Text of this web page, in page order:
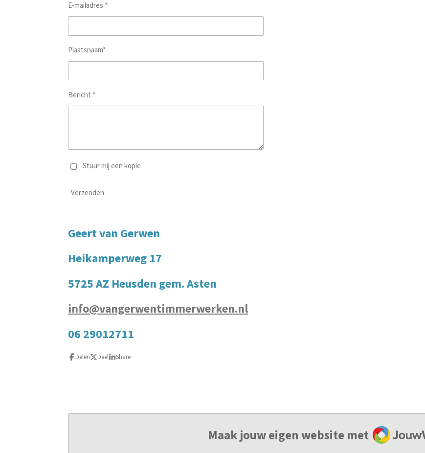
E-mailadres *
Plaatsnaam*
Bericht *
Stuur mij een kopie
Verzenden
Geert van Gerwen
Heikamperweg 17
5725 AZ Heusden gem. Asten
info@vangerwentimmerwerken.nl
06 29012711
Delen Deel Share
Maak jouw eigen website met JouwWeb